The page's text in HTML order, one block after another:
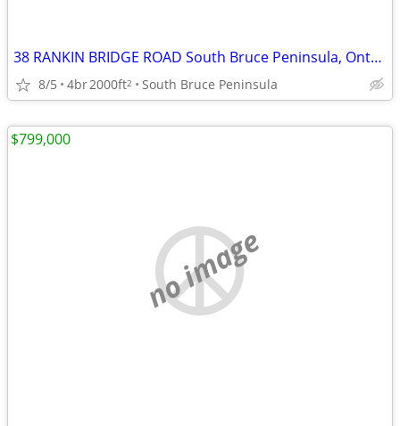
38 RANKIN BRIDGE ROAD South Bruce Peninsula, Ontario N0H2G0
8/5 4br2000ft2 South Bruce Peninsula
no image
$799,000